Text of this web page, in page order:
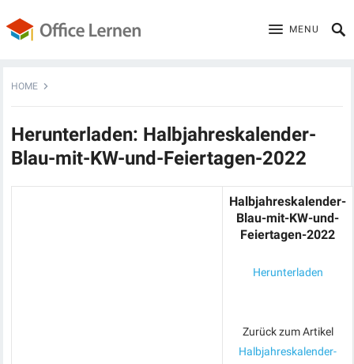
MENU
HOME
Herunterladen: Halbjahreskalender-
Blau-mit-KW-und-Feiertagen-2022
Halbjahreskalender-
Blau-mit-KW-und-
Feiertagen-2022
Herunterladen
Zurück zum Artikel
Halbjahreskalender-